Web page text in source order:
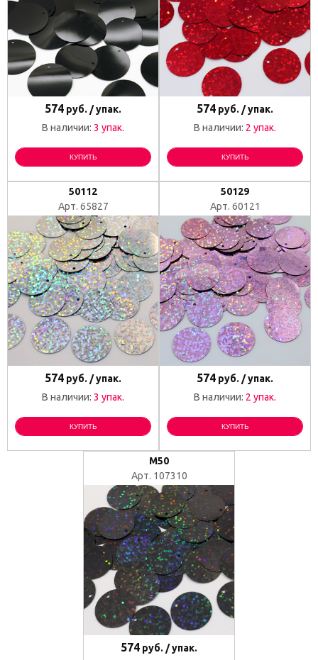
574 руб. / упак.
В наличии: 3 упак.
КУПИТЬ
574 руб. / упак.
В наличии: 2 упак.
КУПИТЬ
50112
Арт. 65827
574 руб. / упак.
В наличии: 3 упак.
КУПИТЬ
50129
Арт. 60121
574 руб. / упак.
В наличии: 2 упак.
КУПИТЬ
M50
Арт. 107310
574 руб. / упак.